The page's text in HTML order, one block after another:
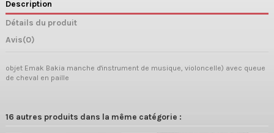
Description
Détails du produit
Avis(0)
objet Emak Bakia manche d'instrument de musique, violoncelle) avec queue
de cheval en paille
16 autres produits dans la même catégorie :